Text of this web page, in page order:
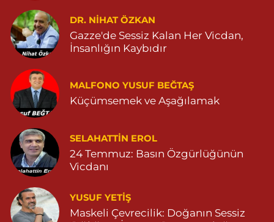
ZEYTNPINAR MAHALLESİ ROJ CADDESİ NO:30 A derik devlet
hastanesi karşısı 05425113484
0 (542) 511 34 84 Yol Tarifi Al
Eymen Eczanesi
POYRAZ MAHALLE MEVLANA SOKAK NO:5A 05343032144
0 (534) 303 21 44 Yol Tarifi Al
Yeni Eczanesi
YENİ MAHALLE 3086 SOKAK NO:2 4 04825413156
0 (482) 541 31 56 Yol Tarifi Al
İlknur Eczanesi
GÜL MAH. VATAN CAD. NO:2A 04825911091
DR. NIHAT ÖZKAN
Gazze'de Sessiz Kalan Her Vicdan,
İnsanlığın Kaybıdır
MALFONO YUSUF BEĞTAŞ
Küçümsemek ve Aşağılamak
SELAHATTIN EROL
24 Temmuz: Basın Özgürlüğünün
Vicdanı
YUSUF YETİŞ
Maskeli Çevrecilik: Doğanın Sessiz